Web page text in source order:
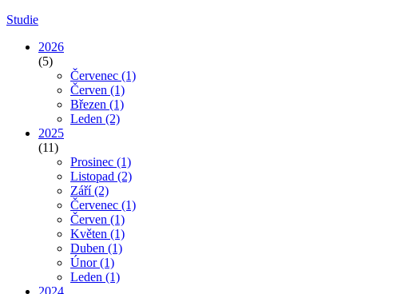
Studie
2026
(5)
Červenec (1)
Červen (1)
Březen (1)
Leden (2)
2025
(11)
Prosinec (1)
Listopad (2)
Září(2)
Červenec (1)
Červen (1)
Květen (1)
Duben (1)
Únor(1)
Leden (1)
2024